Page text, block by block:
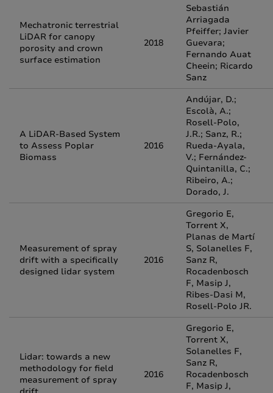
Mechatronic terrestrial
LiDAR for canopy
porosity and crown
surface estimation
2018
Sebastián
Arriagada
Pfeiffer; Javier
Guevara;
Fernando Auat
Cheein; Ricardo
Sanz
A LiDAR-Based System
to Assess Poplar
Biomass
2016
Andújar, D.;
Escolà, A.;
Rosell-Polo,
J.R.; Sanz, R.;
Rueda-Ayala,
V.; Fernández-
Quintanilla, C.;
Ribeiro, A.;
Dorado, J.
Measurement of spray
drift with a specifically
designed lidar system
2016
Gregorio E,
Torrent X,
Planas de Martí
S, Solanelles F,
Sanz R,
Rocadenbosch
F, Masip J,
Ribes-Dasi M,
Rosell-Polo JR.
Lidar: towards a new
methodology for field
measurement of spray
2016
Gregorio E,
Torrent X,
Solanelles F,
Sanz R,
Rocadenbosch
F, Masip J,